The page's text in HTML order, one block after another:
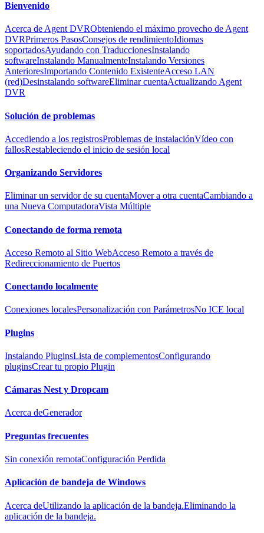
Bienvenido
Acerca de Agent DVRObteniendo el máximo provecho de Agent
DVRPrimeros PasosConsejos de rendimientoIdiomas
soportadosAyudando con TraduccionesInstalando
softwareInstalando ManualmenteInstalando Versiones
AnterioresImportando Contenido ExistenteAcceso LAN
(red)Desinstalando softwareEliminar cuentaActualizando Agent
DVR
Solución de problemas
Accediendo a los registrosProblemas de instalaciónVídeo con
fallosRestableciendo el inicio de sesión local
Organizando Servidores
Eliminar un servidor de su cuentaMover a otra cuentaCambiando a
una Nueva ComputadoraVista Múltiple
Conectando de forma remota
Acceso Remoto al Sitio WebAcceso Remoto a través de
Redireccionamiento de Puertos
Conectando localmente
Conexiones localesPersonalización con ParámetrosNo ICE local
Plugins
Instalando PluginsLista de complementosConfigurando
pluginsCrear tu propio Plugin
Cámaras Nest y Dropcam
Acerca deGenerador
Preguntas frecuentes
Sin conexión remotaConfiguración Perdida
Aplicación de bandeja de Windows
Acerca deUtilizando la aplicación de la bandeja.Eliminando la
aplicación de la bandeja.